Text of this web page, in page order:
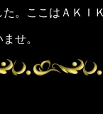
。ここはＡＫＩ
せ。